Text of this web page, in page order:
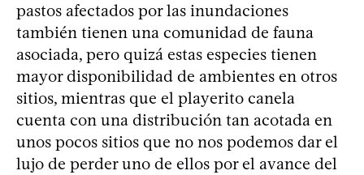
pastos afectados por las inundaciones
también tienen una comunidad de fauna
asociada, pero quizá estas especies tienen
mayor disponibilidad de ambientes en otros
sitios, mientras que el playerito canela
cuenta con una distribución tan acotada en
unos pocos sitios que no nos podemos dar el
lujo de perder uno de ellos por el avance del